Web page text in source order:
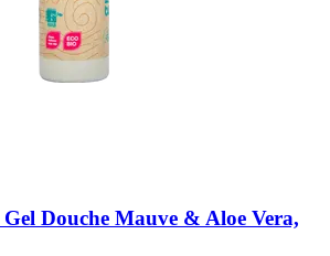
Gel Douche Mauve & Aloe Vera,